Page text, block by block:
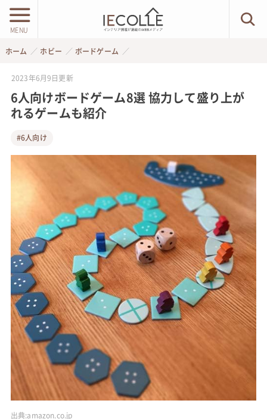
MENU
ホーム ホビー ボードゲーム
2023年6月9日更新
6人向けボードゲーム8選 協力して盛り上が
れるゲームも紹介
#6人向け
出典:amazon.co.jp